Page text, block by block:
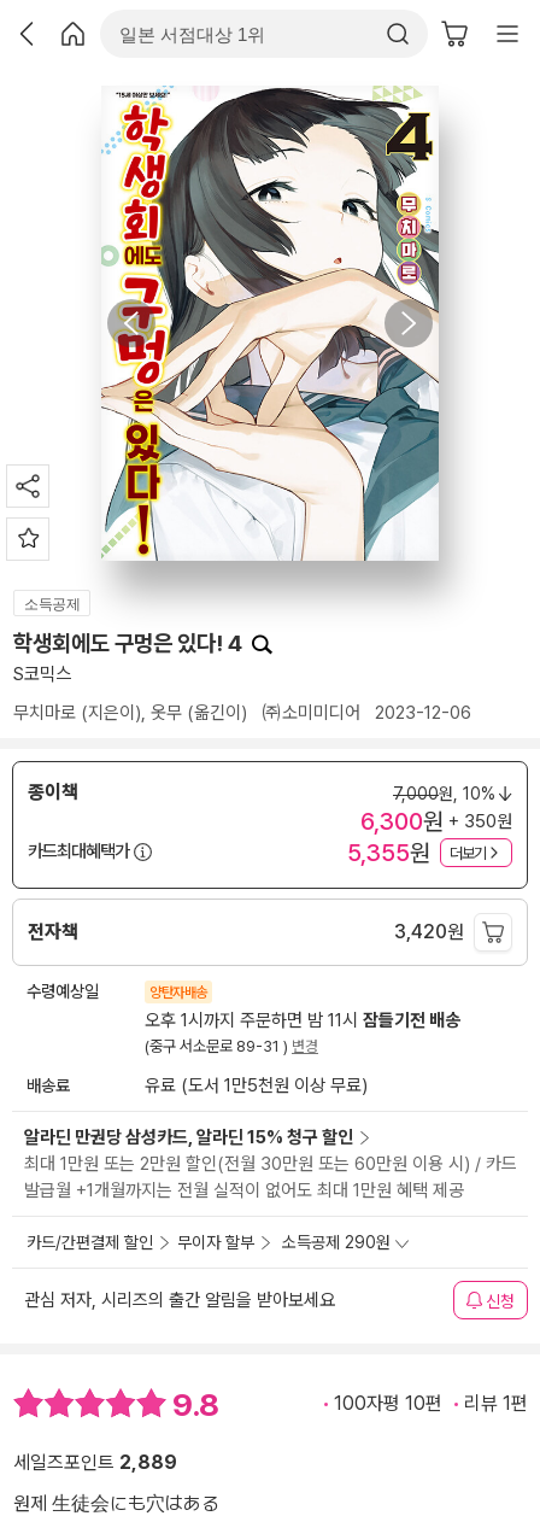
소득공제
학생회에도 구멍은 있다! 4
S코믹스
무치마로 (지은이), 옷무 (옮긴이) ㈜소미미디어 2023-12-06
종이책 7,000원, 10%
6,300원 + 350원
카드최대혜택가
5,355원 더보기
전자책 3,420원
수령예상일 양탄자배송
오후 1시까지 주문하면 밤 11시 잠들기전 배송
(중구 서소문로 89-31 ) 변경
배송료 유료 (도서 1만5천원 이상 무료)
알라딘 만권당 삼성카드, 알라딘 15% 청구 할인
최대 1만원 또는 2만원 할인(전월 30만원 또는 60만원 이용 시) / 카드
발급월 +1개월까지는 전월 실적이 없어도 최대 1만원 혜택 제공
카드/간편결제 할인 무이자 할부 소득공제 290원
관심 저자, 시리즈의 출간 알림을 받아보세요 신청
9.8 100자평 10편 리뷰 1편
세일즈포인트 2,889
원제 生徒会にも穴はある